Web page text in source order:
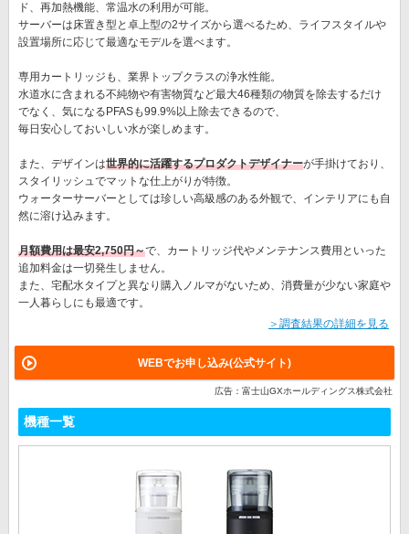
ド、再加熱機能、常温水の利用が可能。
サーバーは床置き型と卓上型の2サイズから選べるため、ライフスタイルや
設置場所に応じて最適なモデルを選べます。
専用カートリッジも、業界トップクラスの浄水性能。
水道水に含まれる不純物や有害物質など最大46種類の物質を除去するだけ
でなく、気になるPFASも99.9%以上除去できるので、
毎日安心しておいしい水が楽しめます。
また、デザインは世界的に活躍するプロダクトデザイナーが手掛けており、
スタイリッシュでマットな仕上がりが特徴。
ウォーターサーバーとしては珍しい高級感のある外観で、インテリアにも自
然に溶け込みます。
月額費用は最安2,750円～で、カートリッジ代やメンテナンス費用といった
追加料金は一切発生しません。
また、宅配水タイプと異なり購入ノルマがないため、消費量が少ない家庭や
一人暮らしにも最適です。
＞調査結果の詳細を見る
WEBでお申し込み(公式サイト)
広告：富士山GXホールディングス株式会社
機種一覧